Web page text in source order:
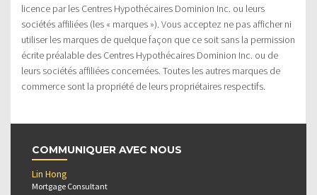
licence par les Centres Hypothécaires Dominion Inc. ou leurs
sociétés affiliées (les « marques »). Vous acceptez ne pas afficher ni
utiliser les marques de quelque façon que ce soit sans la permission
écrite préalable des Centres Hypothécaires Dominion Inc. ou de
leurs sociétés affiliées concernées. Toutes les autres marques de
commerce sont la propriété de leurs propriétaires respectifs.
COMMUNIQUER AVEC NOUS
Lin Hong
Mortgage Consultant